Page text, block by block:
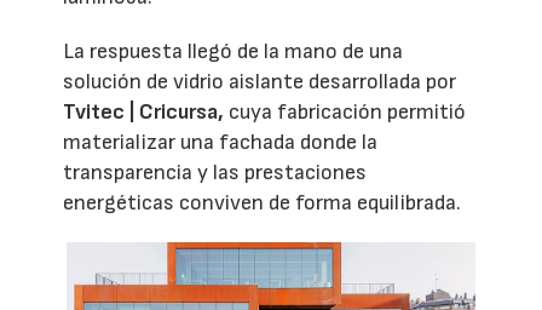
La respuesta llegó de la mano de una
solución de vidrio aislante desarrollada por
Tvitec | Cricursa, cuya fabricación permitió
materializar una fachada donde la
transparencia y las prestaciones
energéticas conviven de forma equilibrada.